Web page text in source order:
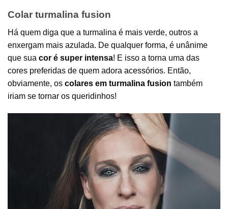
Colar turmalina fusion
Há quem diga que a turmalina é mais verde, outros a
enxergam mais azulada. De qualquer forma, é unânime
que sua cor é super intensa! E isso a torna uma das
cores preferidas de quem adora acessórios. Então,
obviamente, os colares em turmalina fusion também
iriam se tornar os queridinhos!